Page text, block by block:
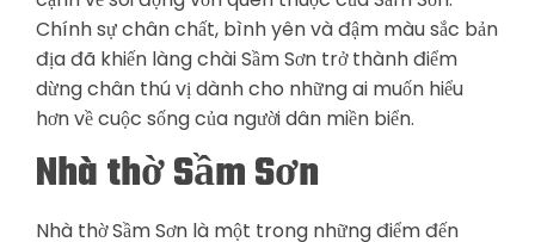
Chính sự chân chất, bình yên và đậm màu sắc bản
địa đã khiến làng chài Sầm Sơn trở thành điểm
dừng chân thú vị dành cho những ai muốn hiểu
hơn về cuộc sống của người dân miền biển.
Nhà thờ Sầm Sơn
Nhà thờ Sầm Sơn là một trong những điểm đến